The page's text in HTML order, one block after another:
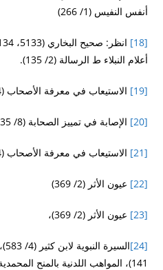
أنفس النفيس (1/ 266)
[18]
أعلام النبلاء ط الرسالة (2/ 135).
[19] الاستيعاب في معرفة الأصحاب (4/ 1882).
[20] الإصابة في تمييز الصحابة (8/ 235)
[21] الاستيعاب في معرفة الأصحاب (4/ 1885)، وعيون الأثر (2/ 369)
[22] عيون الأثر (2/ 369)
[23] عيون الأثر (2/ 369)،
[24]
141)، المواهب اللدنية بالمنح المحمدية (1/ 497)